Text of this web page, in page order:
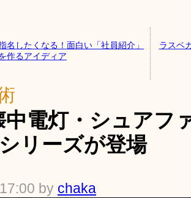
名したくなる！面白い「社員紹介」
作るアイディア
ラスベ
中電灯・シュアフ
リーズが登場
by chaka